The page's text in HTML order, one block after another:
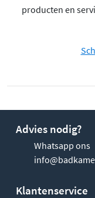
producten en
Advies nodig?
Whatsapp ons
Klantenservice